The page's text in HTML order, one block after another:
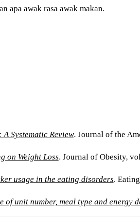
apa awak rasa awak makan.
Systematic Review. Journal of the
on Weight Loss. Journal of Obesity,
usage in the eating disorders.
unit number, meal type and energy